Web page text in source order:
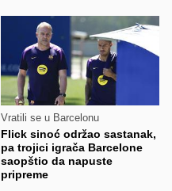
Vratili se u Barcelonu
Flick sinoć održao sastanak,
pa trojici igrača Barcelone
saopštio da napuste
pripreme